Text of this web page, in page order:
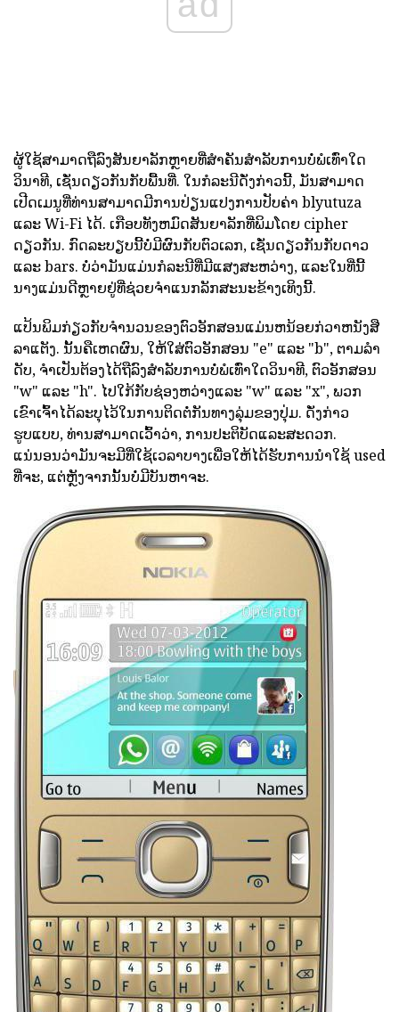
ຜູ້ໃຊ້ສາມາດຖືລົງສັນຍາລັກຫຼາຍທີ່ສໍາຄັນສໍາລັບການບໍ່ພໍເທົ່າໃດ
ວິນາທີ, ເຊັ່ນດຽວກັນກັບພື້ນທີ່. ໃນກໍລະນີດັ່ງກ່າວນີ້, ມັນສາມາດ
ເປີດເມນູທີ່ທ່ານສາມາດມີການປ່ຽນແປງການປັບຄ່າ blyutuza
ແລະ Wi-Fi ໄດ້. ເກືອບທັງຫມົດສັນຍາລັກທີ່ພິມໂດຍ cipher
ດຽວກັນ. ກົດລະບຽບນີ້ບໍ່ມີຜົນກັບຕົວເລກ, ເຊັ່ນດຽວກັນກັບດາວ
ແລະ bars. ບໍ່ວ່າມັນແມ່ນກໍລະນີທີ່ມີແສງສະຫວ່າງ, ແລະໃນທີ່ນີ້
ນາງແມ່ນດີຫຼາຍຢູ່ທີ່ຊ່ວຍຈໍາແນກລັກສະນະຂ້າງເທິງນີ້.
ແປ້ນພິມກ່ຽວກັບຈໍານວນຂອງຕົວອັກສອນແມ່ນຫນ້ອຍກ່ວາຫນັງສື
ລາແຕັງ. ນັ້ນຄືເຫດຜົນ, ໃຫ້ໃສ່ຕົວອັກສອນ "e" ແລະ "b", ຕາມລໍາ
ດັບ, ຈໍາເປັນຕ້ອງໄດ້ຖືລົງສໍາລັບການບໍ່ພໍເທົ່າໃດວິນາທີ, ຕົວອັກສອນ
"w" ແລະ "h". ໄປໃກ້ກັບຊ່ອງຫວ່າງແລະ "w" ແລະ "x", ພວກ
ເຂົາເຈົ້າໄດ້ລະບຸໄວ້ໃນການຕິດຕໍ່ກັນທາງລຸ່ມຂອງປຸ່ມ. ດັ່ງກ່າວ
ຮູບແບບ, ທ່ານສາມາດເວົ້າວ່າ, ການປະຕິບັດແລະສະດວກ.
ແນ່ນອນວ່າມັນຈະມີທີ່ໃຊ້ເວລາບາງເພື່ອໃຫ້ໄດ້ຮັບການນໍາໃຊ້ used
ທີ່ຈະ, ແຕ່ຫຼັງຈາກນັ້ນບໍ່ມີບັນຫາຈະ.